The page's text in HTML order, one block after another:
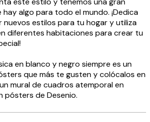
hay algo para todo el mundo. ¡Dedica
nuevos estilos para tu hogar y utiliza
diferentes habitaciones para crear tu
en blanco y negro siempre es un
que más te gusten y colócalos en
mural de cuadros atemporal en
pósters de Desenio.